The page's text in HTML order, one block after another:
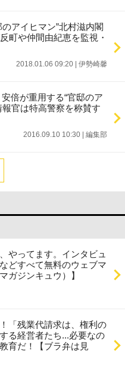
のアイヒマン”北村滋内閣
町や仲間由紀恵を監視・
2018.01.06 09:20 伊勢崎馨
倍が重用する“官邸のア
官は特高警察を称賛す
2016.09.10 10:30 編集部
やってます。インタビュ
どすべて無料のウェブマ
ガジンキュウ）】
「残業代請求は、権利の
る経営者たち...必要なの
育だ！【ブラ弁は見